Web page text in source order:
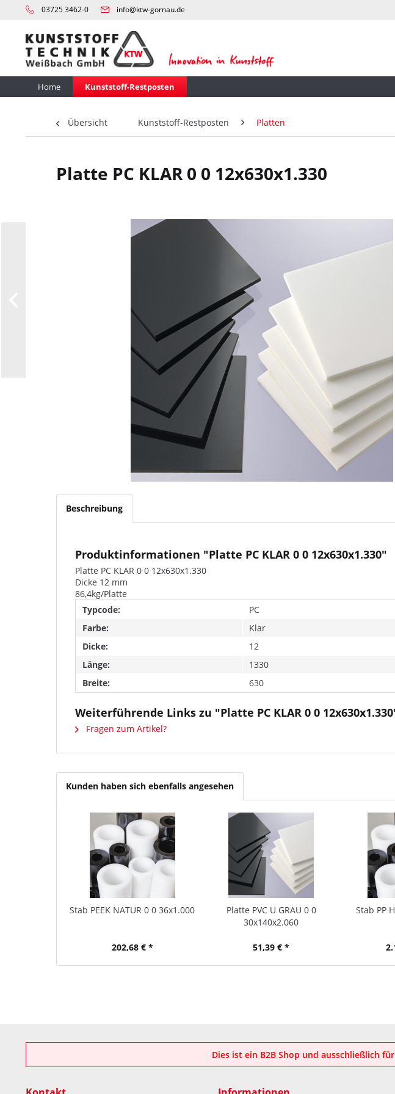
03725 3462-0 info@ktw-gornau.de
Home Kunststoff-Restposten
Übersicht Kunststoff-Restposten Platten
Platte PC KLAR 0 0 12x630x1.330
Beschreibung
Produktinformationen "Platte PC KLAR 0 0 12x630x1.330"
Platte PC KLAR 0 0 12x630x1.330
Dicke 12 mm
86,4kg/Platte
Typcode:
PC
Farbe:
Klar
Dicke:
12
Länge:
1330
Breite:
630
Weiterführende Links zu "Platte PC KLAR 0 0
Fragen zum Artikel?
Kunden haben sich ebenfalls angesehen
Stab PEEK NATUR 0 0 36x1.000
202,68 € *
Platte PVC U GRAU 0 0
30x140x2.060
51,39 € *
Stab PP
Dies ist ein B2B Shop und ausschließlich